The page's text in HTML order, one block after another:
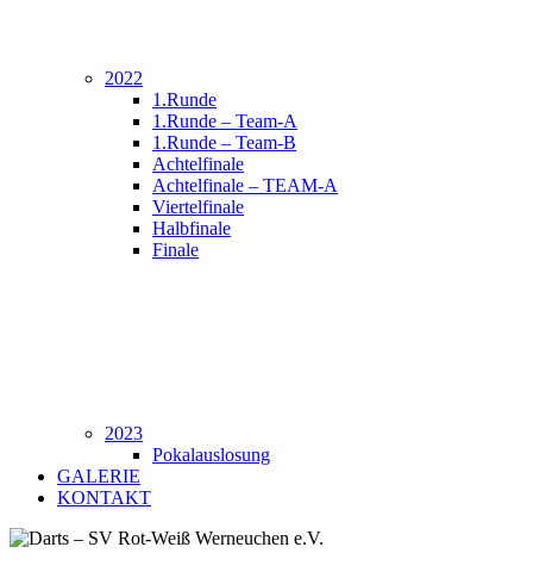
2022
1.Runde
1.Runde – Team-A
1.Runde – Team-B
Achtelfinale
Achtelfinale – TEAM-A
Viertelfinale
Halbfinale
Finale
2023
Pokalauslosung
GALERIE
KONTAKT